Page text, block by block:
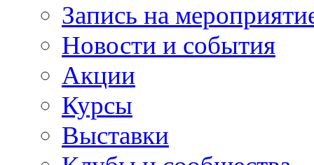
Запись на
Новости и события
Акции
Курсы
Выставки